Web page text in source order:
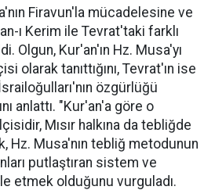
Firavun'la mücadelesine ve
ı Kerim ile Tevrat'taki farklı
Olgun, Kur'an'ın Hz. Musa'yı
olarak tanıttığını, Tevrat'ın ise
özgürlüğü
anlattı. "Kur'an'a göre o
Mısır halkına da tebliğde
Hz. Musa'nın tebliğ metodunun
putlaştıran sistem ve
etmek olduğunu vurguladı.